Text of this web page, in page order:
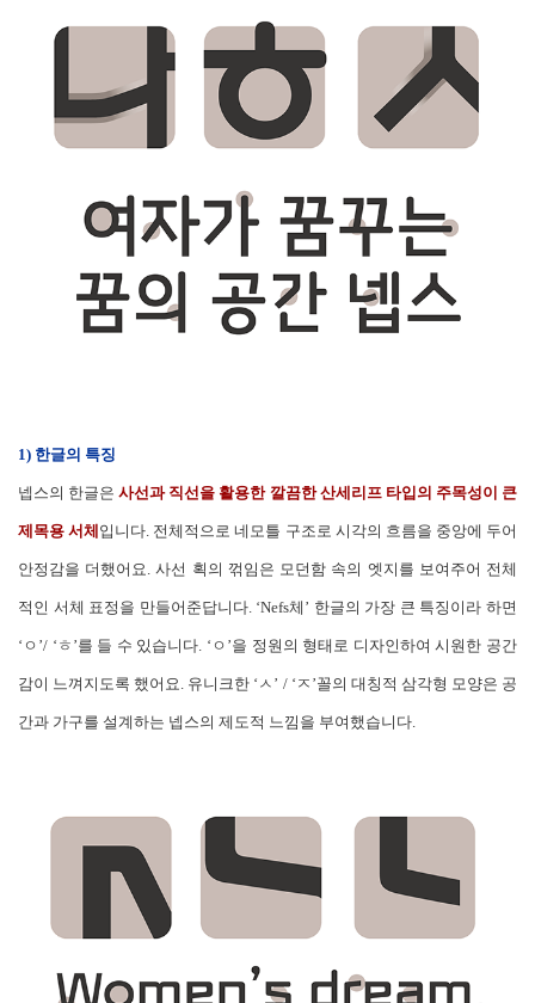
1) 한글의 특징
넵스의 한글은사선과 직선을 활용한 깔끔한 산세리프 타입의 주목성이 큰
제목용 서체 입니다. 전체적으로 네모틀 구조로 시각의 흐름을 중앙에 두어
안정감을 더했어요. 사선 획의 꺾임은 모던함 속의 엣지를 보여주어 전체
적인 서체 표정을 만들어준답니다. ‘Nefs체’ 한글의 가장 큰 특징이라 하면
‘ㅇ’/ ‘ㅎ’를 들 수 있습니다. ‘ㅇ’을 정원의 형태로 디자인하여 시원한 공간
감이 느껴지도록 했어요. 유니크한 ‘ㅅ’ / ‘ㅈ’꼴의 대칭적 삼각형 모양은 공
간과 가구를 설계하는 넵스의 제도적 느낌을 부여했습니다.